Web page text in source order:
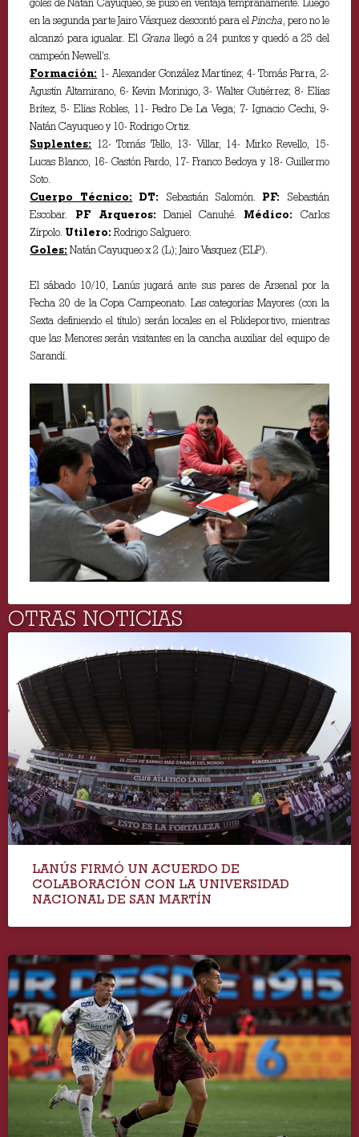
en la segunda parte Jairo Vásquez descontó para el Pincha, pero no le
alcanzó para igualar. El Grana llegó a 24 puntos y quedó a 25 del
campeón Newell’s.
Formación: 1- Alexander González Martínez; 4- Tomás Parra, 2-
Agustín Altamirano, 6- Kevin Morinigo, 3- Walter Gutiérrez; 8- Elías
Brítez, 5- Elías Robles, 11- Pedro De La Vega; 7- Ignacio Cechi, 9-
Natán Cayuqueo y 10- Rodrigo Ortiz.
Suplentes: 12- Tomás Tello, 13- Villar, 14- Mirko Revello, 15-
Lucas Blanco, 16- Gastón Pardo, 17- Franco Bedoya y 18- Guillermo
Soto.
Cuerpo Técnico:
DT: Sebastián Salomón. PF: Sebastián
Escobar. PF Arqueros: Daniel Canuhé. Médico: Carlos
Zírpolo. Utilero: Rodrigo Salguero.
Goles: Natán Cayuqueo x 2 (L); Jairo Vasquez (ELP).
El sábado 10/10, Lanús jugará ante sus pares de Arsenal por la
Fecha 20 de la Copa Campeonato. Las categorías Mayores (con la
Sexta definiendo el título) serán locales en el Polideportivo, mientras
que las Menores serán visitantes en la cancha auxiliar del equipo de
Sarandí.
OTRAS NOTICIAS
LANÚS FIRMÓ UN ACUERDO DE
COLABORACIÓN CON LA UNIVERSIDAD
NACIONAL DE SAN MARTÍN